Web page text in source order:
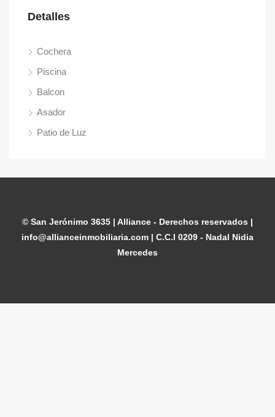
Detalles
Cochera
Piscina
Balcon
Asador
Patio de Luz
© San Jerónimo 3635 | Alliance - Derechos reservados |
info@allianceinmobiliaria.com | C.C.I 0209 - Nadal Nidia
Mercedes